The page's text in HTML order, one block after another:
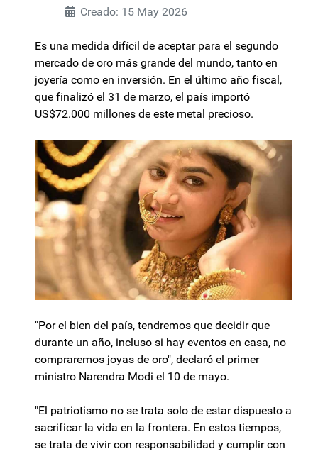
Creado: 15 May 2026
Es una medida difícil de aceptar para el segundo
mercado de oro más grande del mundo, tanto en
joyería como en inversión. En el último año fiscal,
que finalizó el 31 de marzo, el país importó
US$72.000 millones de este metal precioso.
"Por el bien del país, tendremos que decidir que
durante un año, incluso si hay eventos en casa, no
compraremos joyas de oro", declaró el primer
ministro Narendra Modi el 10 de mayo.
"El patriotismo no se trata solo de estar dispuesto a
sacrificar la vida en la frontera. En estos tiempos,
se trata de vivir con responsabilidad y cumplir con